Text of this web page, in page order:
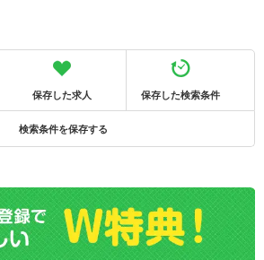
保存した求人 保存した検索条件
検索条件を保存する